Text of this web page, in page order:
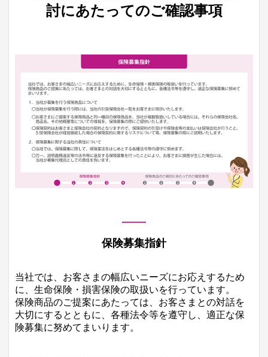
討にあたってのご確認事項
保険募集指針
当社では、お客さまの幅広いニーズにお応えするため
に、生命保険・損害保険の取扱いを行っています。
保険商品のご提案にあたっては、お客さまとの対話を
大切にするとともに、各種法令等を遵守し、適正な保
険募集に努めてまいります。